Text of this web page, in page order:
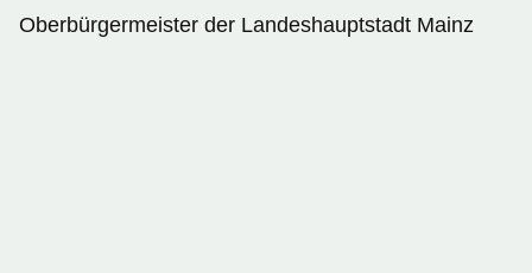
Oberbürgermeister der Landeshauptstadt Mainz